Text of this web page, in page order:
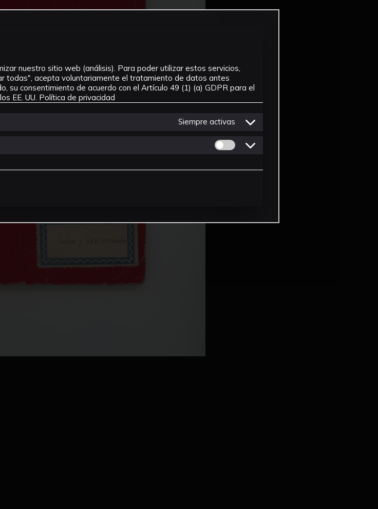
nuestro sitio web (análisis). Para poder utilizar estos servicios,
todas", acepta voluntariamente el tratamiento de datos antes
su consentimiento de acuerdo con el Artículo 49 (1) (a) GDPR para el
EE. UU. Política de privacidad
Siempre activas
Permitir cookies de Personalizacion